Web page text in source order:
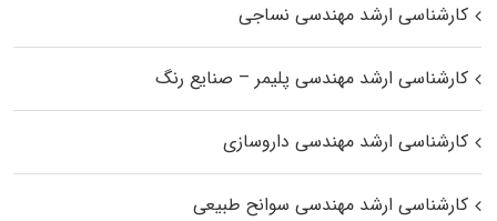
کارشناسی ارشد مهندسی نساجی
کارشناسی ارشد مهندسی پلیمر – صنایع رنگ
کارشناسی ارشد مهندسی داروسازی
کارشناسی ارشد مهندسی سوانح طبیعی